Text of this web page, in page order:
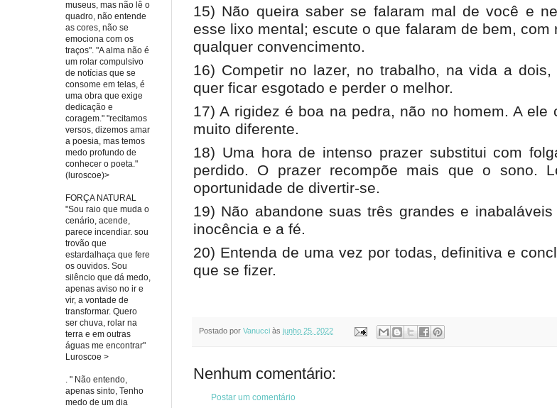
15) Não queira saber se falaram mal de você e
esse lixo mental; escute o que falaram de bem, com
qualquer convencimento.
16) Competir no lazer, no trabalho, na vida a
quer ficar esgotado e perder o melhor.
17) A rigidez é boa na pedra, não no homem. A ele
muito diferente.
18) Uma hora de intenso prazer substitui com
perdido. O prazer recompõe mais que o sono.
oportunidade de divertir-se.
19) Não abandone suas três grandes e
inocência e a fé.
20) Entenda de uma vez por todas, definitiva e
que se fizer.
Postado por Vanucci às junho 25, 2022
Nenhum comentário:
Postar um comentário
museus, mas não lê o
quadro, não entende
as cores, não se
emociona com os
traços". "A alma não é
um rolar compulsivo
de notícias que se
consome em telas, é
uma obra que exige
dedicação e
coragem." "recitamos
versos, dizemos amar
a poesia, mas temos
medo profundo de
conhecer o poeta."
(luroscoe)>
FORÇA NATURAL
"Sou raio que muda o
cenário, acende,
parece incendiar. sou
trovão que
estardalhaça que fere
os ouvidos. Sou
silêncio que dá medo,
apenas aviso no ir e
vir, a vontade de
transformar. Quero
ser chuva, rolar na
terra e em outras
águas me encontrar"
Luroscoe >
. " Não entendo,
apenas sinto, Tenho
medo de um dia